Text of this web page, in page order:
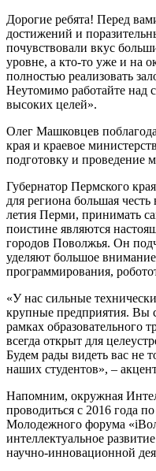
Дорогие ребята! Перед
достижений и
почувствовали вкус
уровне, а кто-то уже и на
полностью реализовать
Неутомимо работайте над
высоких целей».
Олег Машковцев
края и краевое
подготовку и проведение
Губернатор Пермского
для региона большая
летия Перми, принимать
поистине являются
городов Поволжья. Он
уделяют большое
программирования,
«У нас сильные
крупные предприятия. Вы
рамках образовательного
всегда открыт для
Будем рады видеть вас не
наших студентов», –
Напомним, окружная
проводиться с 2016 года
Молодежного форума
интеллектуальное
научно-инновационной